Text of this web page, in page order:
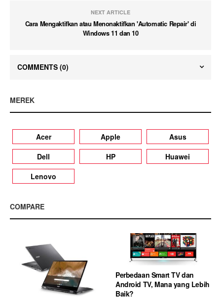
NEXT ARTICLE
Cara Mengaktifkan atau Menonaktifkan 'Automatic Repair' di
Windows 11 dan 10
COMMENTS (0)
MEREK
Acer Apple
Asus
Dell
HP
Huawei
Lenovo
COMPARE
Perbedaan Smart TV dan
Android TV, Mana yang Lebih
Baik?